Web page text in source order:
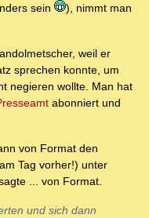
sein
), nimmt man
weil er
sprechen konnte, um
negieren wollte. Man hat
abonniert und
von Format den
Tag vorher!) unter
... von Format.
und sich dann